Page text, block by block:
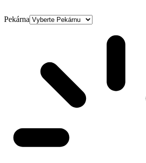
Pekárna